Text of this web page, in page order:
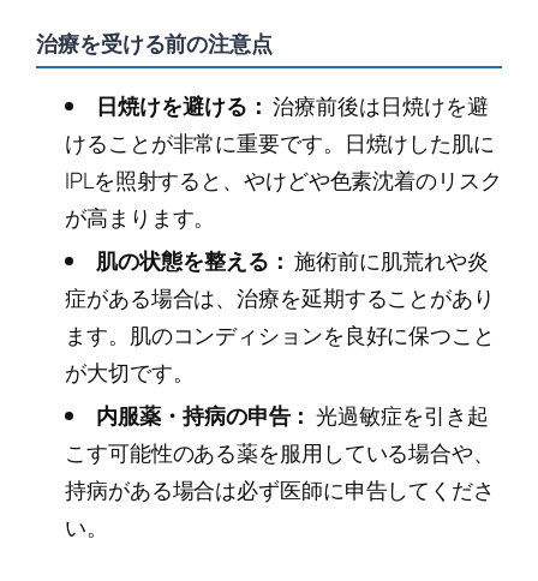
治療を受ける前の注意点
日焼けを避ける： 治療前後は日焼けを避
けることが非常に重要です。日焼けした肌に
IPLを照射すると、やけどや色素沈着のリスク
が高まります。
肌の状態を整える： 施術前に肌荒れや炎
症がある場合は、治療を延期することがあり
ます。肌のコンディションを良好に保つこと
が大切です。
内服薬・持病の申告： 光過敏症を引き起
こす可能性のある薬を服用している場合や、
持病がある場合は必ず医師に申告してくださ
い。